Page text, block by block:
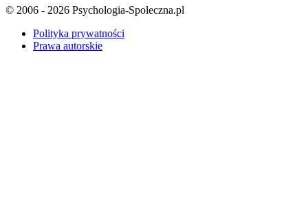
© 2006 - 2026 Psychologia-Spoleczna.pl
Polityka prywatności
Prawa autorskie